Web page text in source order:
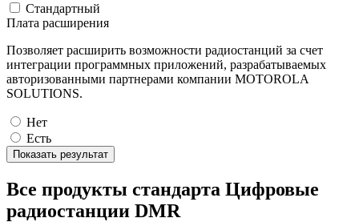
Стандартный
Плата расширения
Позволяет расширить возможности радиостанций за счет
интеграции программных приложений, разрабатываемых
авторизованными партнерами компании MOTOROLA
SOLUTIONS.
Нет
Есть
Показать результат
Все продукты стандарта Цифровые
радиостанции DMR